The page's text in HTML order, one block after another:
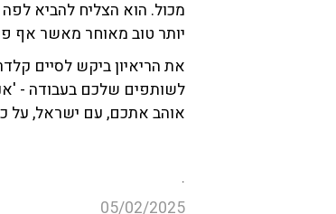
יותר טוב מאוחר מאשר אף
את הריאיון ביקש לסיים
לשותפים שלכם בעבודה -
אוהב אתכם, עם ישראל, על
.
05/02/2025